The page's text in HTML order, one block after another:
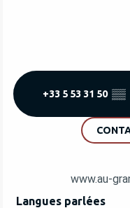
+33 5 53 31 50 ▒▒
www.au-
Langues parlées
Langues parlées